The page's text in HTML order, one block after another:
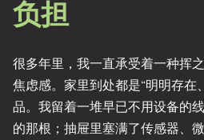
负担
很多年里，我一直承受着一种挥
焦虑感。家里到处都是“明明存在
品。我留着一堆早已不用设备的
的那根；抽屉里塞满了传感器、